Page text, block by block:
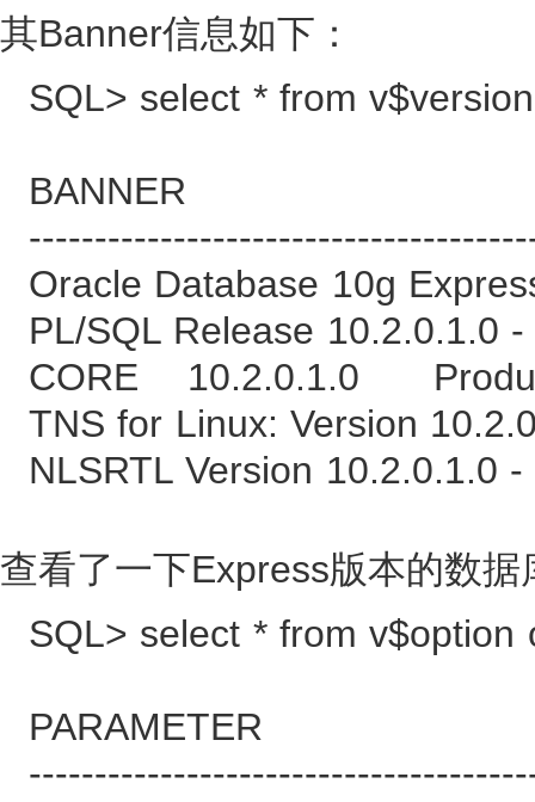
其Banner信息如下：
SQL> select * from
BANNER
Oracle Database 10g
PL/SQL Release 10.2.0.1.0
CORE 10.2.0.1.0
TNS for Linux: Version
NLSRTL Version 10.2.0.1.0
查看了一下Express版本的数
SQL> select * from v$option